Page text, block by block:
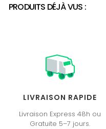
PRODUITS DÉJÀ VUS :
LIVRAISON RAPIDE
Livraison Express 48h ou
Gratuite 5–7 jours.